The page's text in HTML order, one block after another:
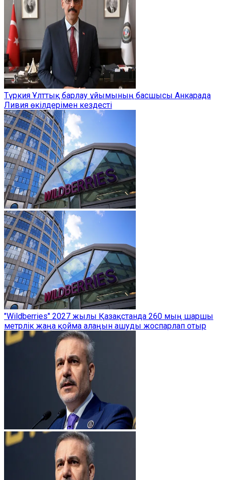
Түркия Ұлттық барлау ұйымының басшысы Анкарада
Ливия өкілдерімен кездесті
"Wildberries" 2027 жылы Қазақстанда 260 мың шаршы
метрлік жаңа қойма алаңын ашуды жоспарлап отыр